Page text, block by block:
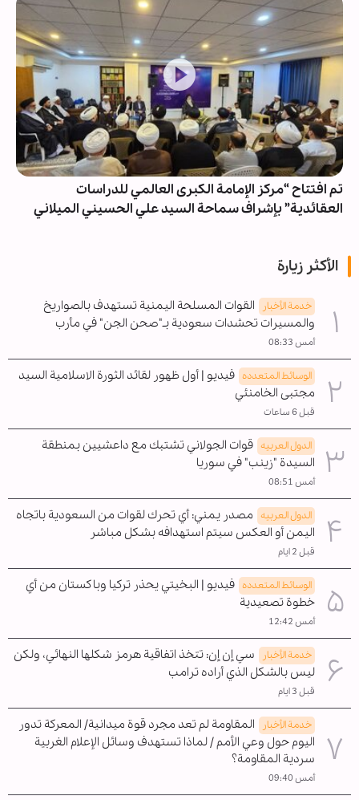
تم افتتاح “مرکز الإمامة الکبری العالمي للدراسات
العقائدية” بإشراف سماحة السيد علي الحسيني الميلاني
الأكثر زيارة
خدمة الأخبار
القوات المسلحة اليمنية تستهدف بالصواريخ
والمسيرات تحشدات سعودية بـ"صحن الجن" في مأرب
أمس 08:33
الوسائط المتعدده فيديو | أول ظهور لقائد الثورة الاسلامية السيد
مجتبى الخامنئي
قبل 6 ساعات
الدول العربیه قوات الجولاني تشتبك مع داعشيين بمنطقة
السيدة "زينب" في سوريا
أمس 08:51
الدول العربیه مصدر يمني: أي تحرك لقوات من السعودية باتجاه
اليمن أو العكس سيتم استهدافه بشكل مباشر
قبل 2 ايام
الوسائط المتعدده فيديو | البخيتي يحذر تركيا وباكستان من أي
خطوة تصعيدية
أمس 12:42
خدمة الأخبار
سي إن إن: تتخذ اتفاقية هرمز شكلها النهائي، ولكن
ليس بالشكل الذي أراده ترامب
قبل 3 ايام
خدمة الأخبار
المقاومة لم تعد مجرد قوة ميدانية/ المعركة تدور
اليوم حول وعي الأمم / لماذا تستهدف وسائل الإعلام الغربية
سردية المقاومة؟
أمس 09:40